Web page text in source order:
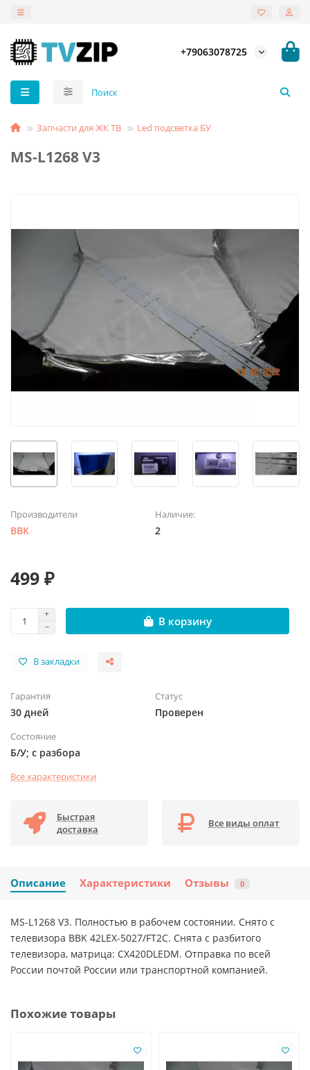
+79063078725
Запчасти для ЖК ТВ Led подсветка БУ
MS-L1268 V3
Производители
BBK
Наличие:
2
499 ₽
В корзину
В закладки
Гарантия
30 дней
Статус
Проверен
Состояние
Б/У; с разбора
Все характеристики
Быстрая
доставка
Все виды оплат
Описание Характеристики Отзывы 0
MS-L1268 V3. Полностью в рабочем состоянии. Снято с
телевизора BBK 42LEX-5027/FT2C. Снята с разбитого
телевизора, матрица: CX420DLEDM. Отправка по всей
России почтой России или транспортной компанией.
Похожие товары